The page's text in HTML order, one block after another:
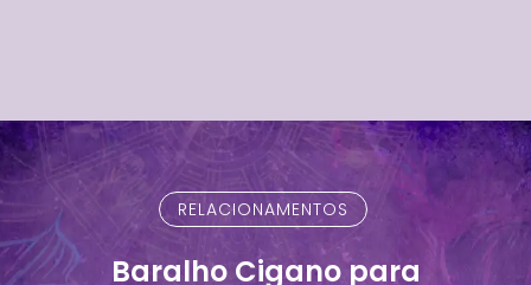
RELACIONAMENTOS
Baralho Cigano para